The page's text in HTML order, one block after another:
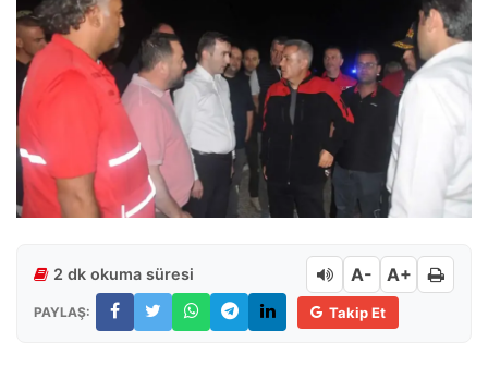
2 dk okuma süresi A- A+
PAYLAŞ: Takip Et